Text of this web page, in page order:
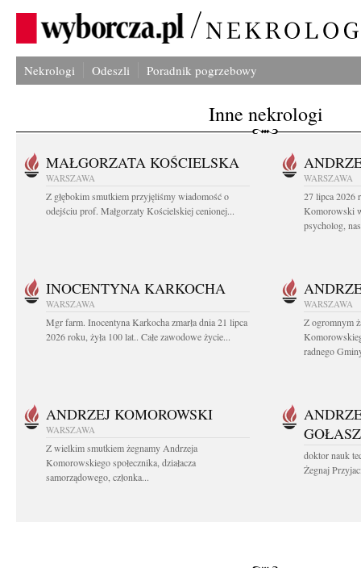
Nekrologi Odeszli Poradnik pogrzebowy
Inne nekrologi
MAŁGORZATA KOŚCIELSKA
WARSZAWA
Z głębokim smutkiem przyjęliśmy wiadomość o
odejściu prof. Małgorzaty Kościelskiej cenionej...
WARSZAWA
27 lipca 2026
Komorowski
psycholog,
INOCENTYNA KARKOCHA
WARSZAWA
Mgr farm. Inocentyna Karkocha zmarła dnia 21 lipca
2026 roku, żyła 100 lat.. Całe zawodowe życie...
WARSZAWA
Z ogromnym
radnego
ANDRZEJ KOMOROWSKI
WARSZAWA
Z wielkim smutkiem żegnamy Andrzeja
Komorowskiego społecznika, działacza
samorządowego, członka...
doktor nauk
Żegnaj